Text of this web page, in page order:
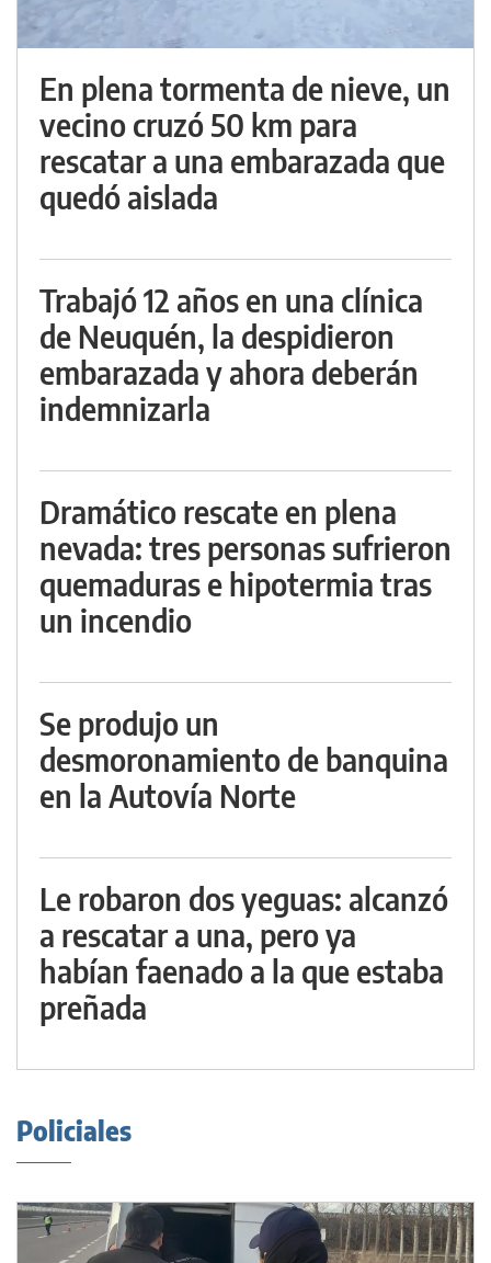
En plena tormenta de nieve, un
vecino cruzó 50 km para
rescatar a una embarazada que
quedó aislada
Trabajó 12 años en una clínica
de Neuquén, la despidieron
embarazada y ahora deberán
indemnizarla
Dramático rescate en plena
nevada: tres personas sufrieron
quemaduras e hipotermia tras
un incendio
Se produjo un
desmoronamiento de banquina
en la Autovía Norte
Le robaron dos yeguas: alcanzó
a rescatar a una, pero ya
habían faenado a la que estaba
preñada
Policiales